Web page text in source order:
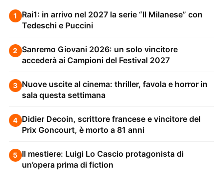
1
Rai1: in arrivo nel 2027 la serie “Il Milanese” con
Tedeschi e Puccini
2 Sanremo Giovani 2026: un solo vincitore
accederà ai Campioni del Festival 2027
3 Nuove uscite al cinema: thriller, favola e horror in
sala questa settimana
4 Didier Decoin, scrittore francese e vincitore del
Prix Goncourt, è morto a 81 anni
5 Il mestiere: Luigi Lo Cascio protagonista di
un’opera prima di fiction